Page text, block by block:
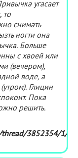
угасает
то
снимать
ногти она
Больше
с хвоей или
(вечером),
воде, а
Глицин
Пока
решить.
3852354/1/